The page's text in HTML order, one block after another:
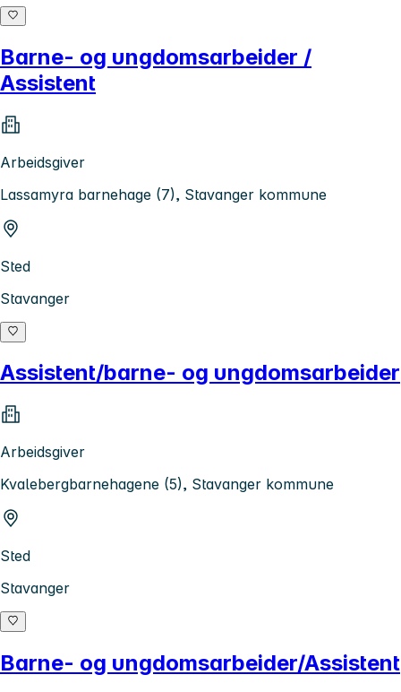
Barne- og ungdomsarbeider /
Assistent
Arbeidsgiver
Lassamyra barnehage (7), Stavanger kommune
Sted
Stavanger
Assistent/barne- og ungdomsarbeider
Arbeidsgiver
Kvalebergbarnehagene (5), Stavanger kommune
Sted
Stavanger
Barne- og ungdomsarbeider/Assistent